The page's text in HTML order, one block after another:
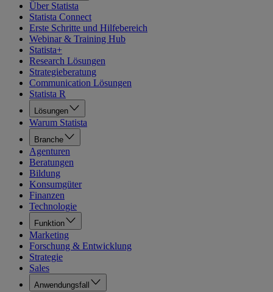
Über Statista
Statista Connect
Erste Schritte und Hilfebereich
Webinar & Training Hub
Statista+
Research Lösungen
Strategieberatung
Communication Lösungen
Statista R
Lösungen
Warum Statista
Branche
Agenturen
Beratungen
Bildung
Konsumgüter
Finanzen
Technologie
Funktion
Marketing
Forschung & Entwicklung
Strategie
Sales
Anwendungsfall